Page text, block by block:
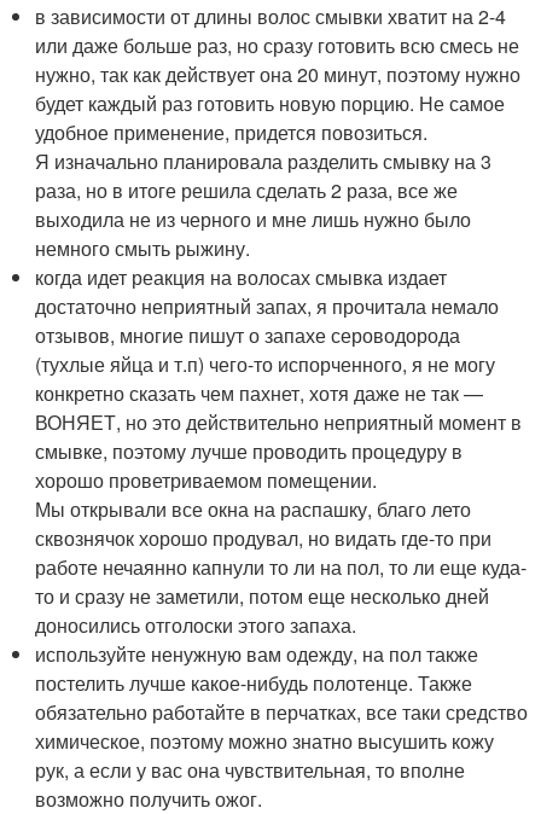
в зависимости от длины волос смывки хватит на 2-4
или даже больше раз, но сразу готовить всю смесь не
нужно, так как действует она 20 минут, поэтому нужно
будет каждый раз готовить новую порцию. Не самое
удобное применение, придется повозиться.
Я изначально планировала разделить смывку на 3
раза, но в итоге решила сделать 2 раза, все же
выходила не из черного и мне лишь нужно было
немного смыть рыжину.
когда идет реакция на волосах смывка издает
достаточно неприятный запах, я прочитала немало
отзывов, многие пишут о запахе сероводорода
(тухлые яйца и т.п) чего-то испорченного, я не могу
конкретно сказать чем пахнет, хотя даже не так —
ВОНЯЕТ, но это действительно неприятный момент в
смывке, поэтому лучше проводить процедуру в
хорошо проветриваемом помещении.
Мы открывали все окна на распашку, благо лето
сквознячок хорошо продувал, но видать где-то при
работе нечаянно капнули то ли на пол, то ли еще куда-
то и сразу не заметили, потом еще несколько дней
доносились отголоски этого запаха.
используйте ненужную вам одежду, на пол также
постелить лучше какое-нибудь полотенце. Также
обязательно работайте в перчатках, все таки средство
химическое, поэтому можно знатно высушить кожу
рук, а если у вас она чувствительная, то вполне
возможно получить ожог.